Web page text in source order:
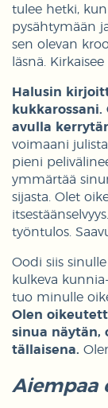
tulee hetki,
pysähtymään
sen olevan
läsnä.
Halusin
kukkarossani.
avulla
voimaani
pieni
ymmärtää
sijasta. Olet
työntulos.
Oodi siis
kulkeva
tuo minulle
Olen
sinua näytän,
tällaisena.
Aiempaa